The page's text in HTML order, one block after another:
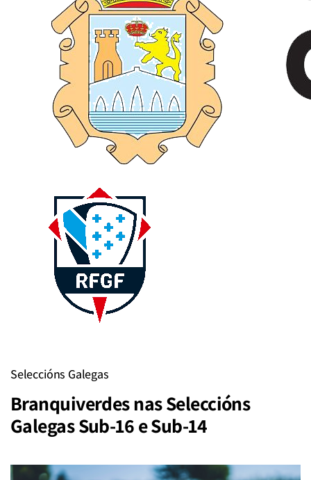
Seleccións Galegas
Branquiverdes nas Seleccións
Galegas Sub-16 e Sub-14